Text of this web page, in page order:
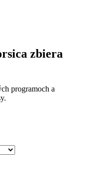
zbiera
programoch a